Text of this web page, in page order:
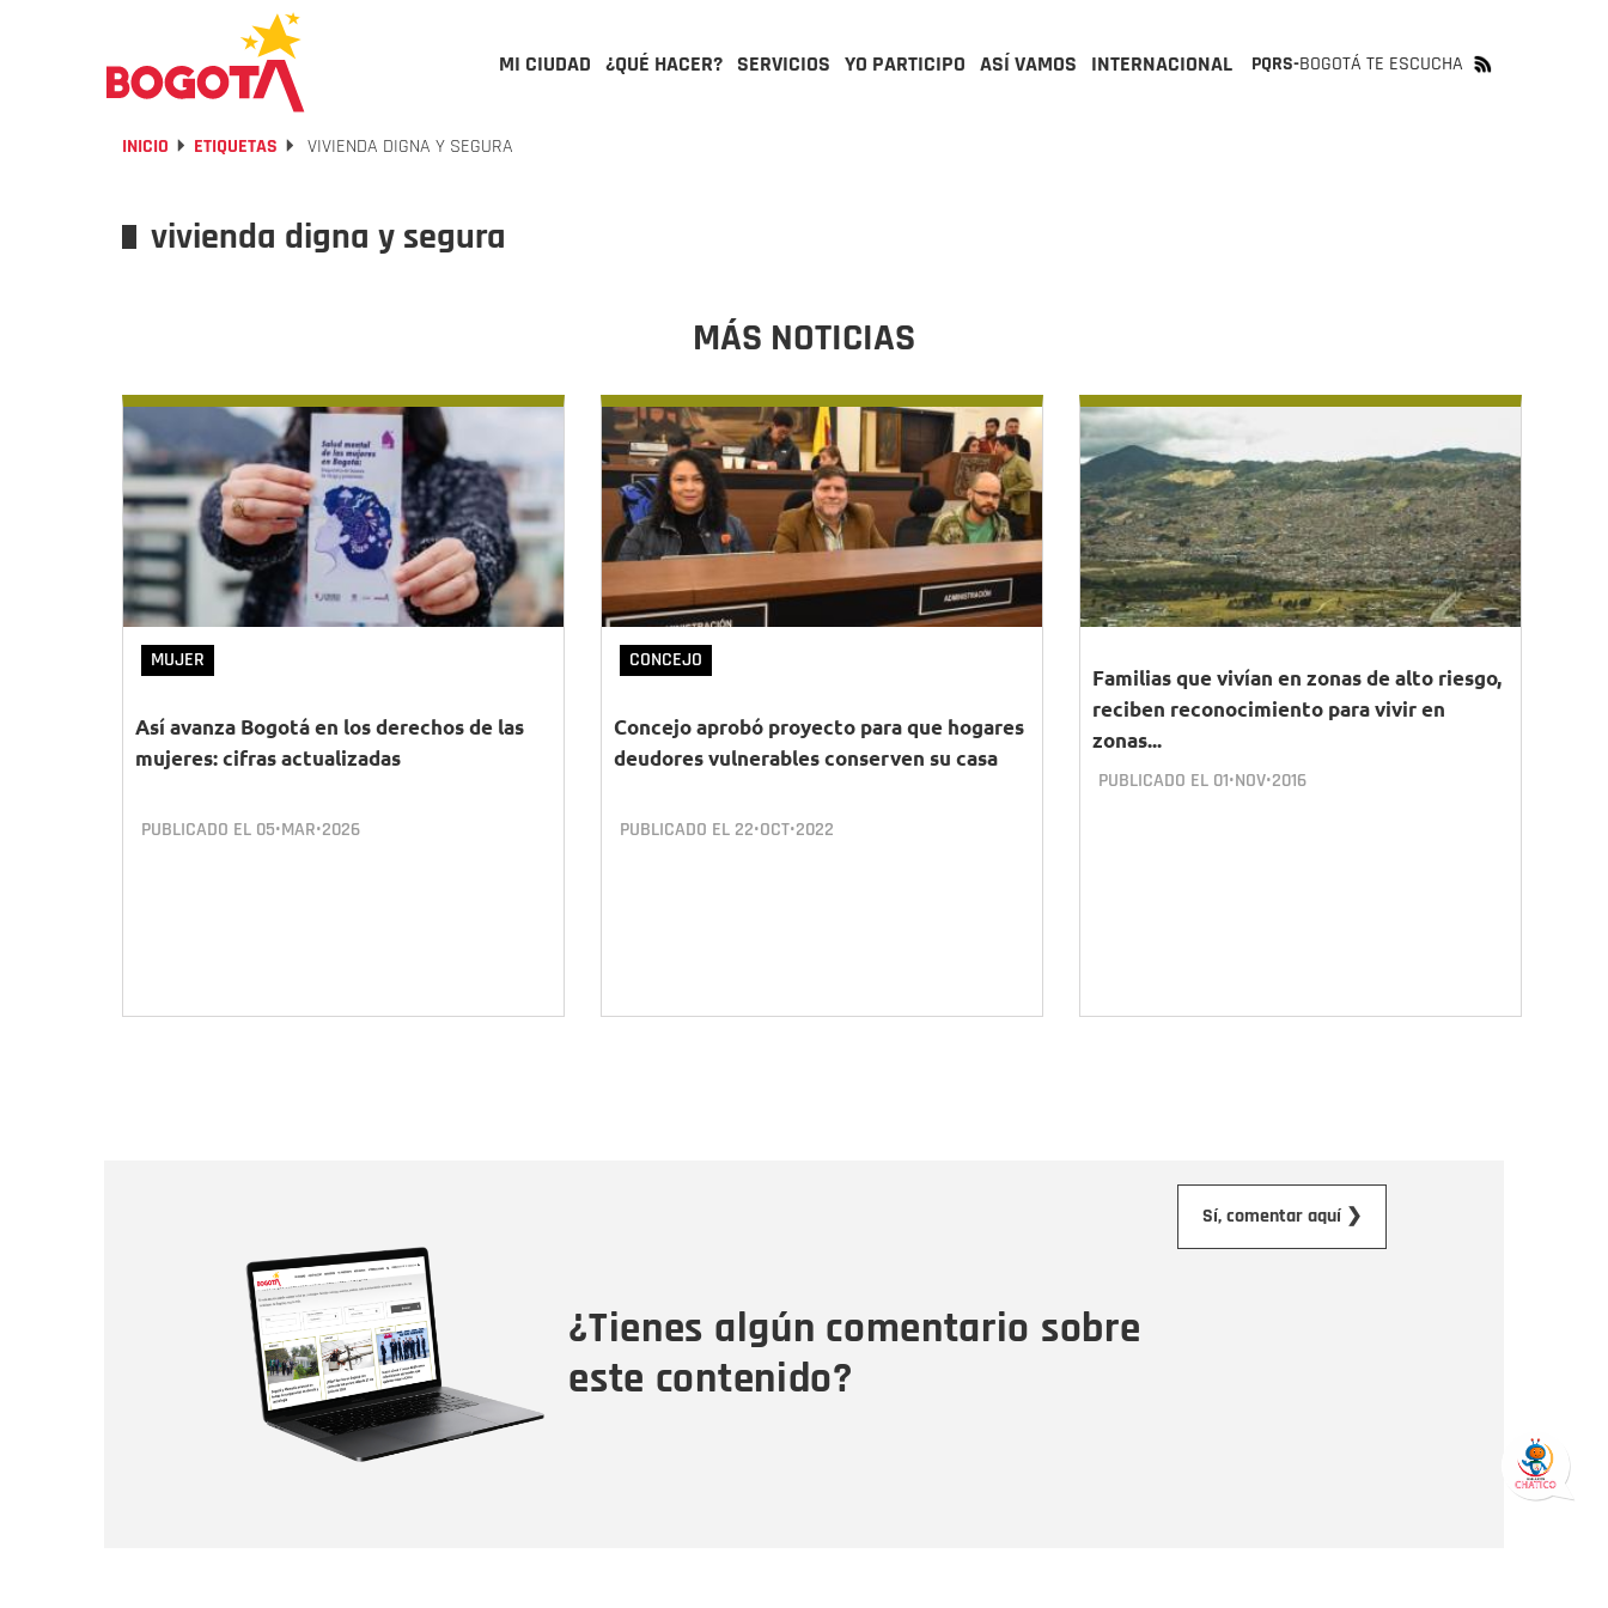
MI CIUDAD ¿QUÉ HACER? SERVICIOS YO PARTICIPO ASÍ VAMOS INTERNACIONAL PQRS-BOGOTÁ TE ESCUCHA
INICIO ETIQUETAS VIVIENDA DIGNA Y SEGURA
vivienda digna y segura
MÁS NOTICIAS
MUJER
Así avanza Bogotá en los derechos de las
mujeres: cifras actualizadas
PUBLICADO EL 05•MAR•2026
CONCEJO
Concejo aprobó proyecto para que hogares
deudores vulnerables conserven su casa
PUBLICADO EL 22•OCT•2022
Familias que vivían en zonas de alto riesgo,
reciben reconocimiento para vivir en
zonas...
PUBLICADO EL 01•NOV•2016
¿Tienes algún comentario sobre
este contenido?
Sí, comentar aquí ❯